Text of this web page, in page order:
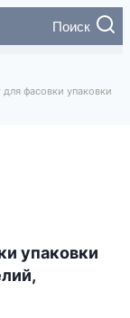
Поиск
фасовки упаковки
упаковки